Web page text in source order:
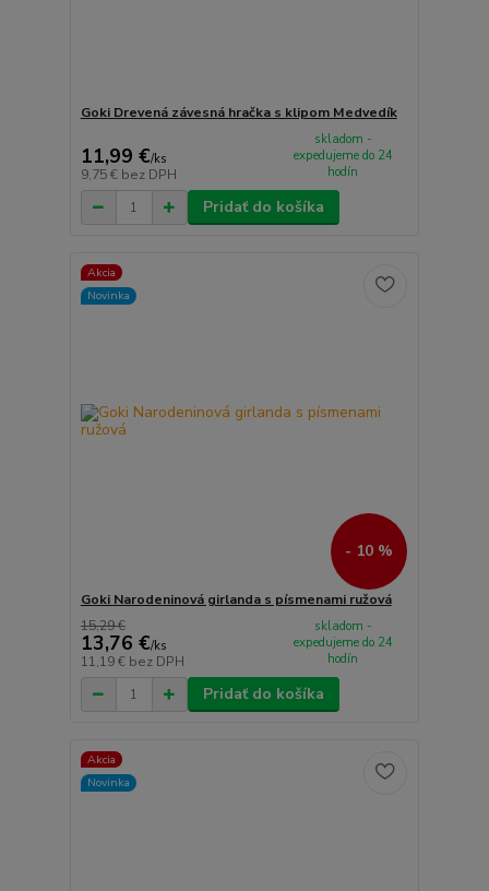
Goki Drevená závesná hračka s klipom Medvedík
11,99 €/ks
9,75 € bez DPH
skladom -
expedujeme do 24
hodín
Pridať do košíka
Akcia
Novinka
- 10 %
Goki Narodeninová girlanda s písmenami ružová
15,29 €
13,76 €/ks
11,19 € bez DPH
skladom -
expedujeme do 24
hodín
Pridať do košíka
Akcia
Novinka